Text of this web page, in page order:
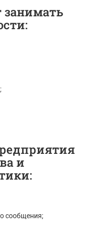
и
сообщения;